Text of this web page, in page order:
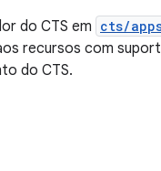
do CTS em cts/
recursos com
do CTS.